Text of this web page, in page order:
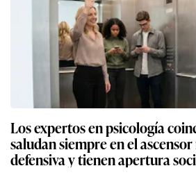
Los expertos en psicología
saludan siempre en el
defensiva y tienen apertura